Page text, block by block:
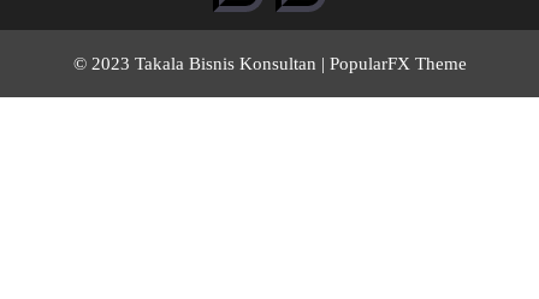
© 2023 Takala Bisnis Konsultan | PopularFX Theme